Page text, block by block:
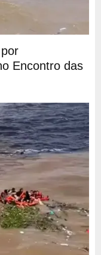
Encontro das